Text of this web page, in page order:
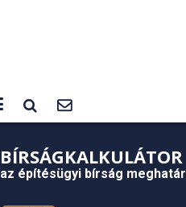
BÍRSÁGKALKULÁTOR
az építésügyi bírság